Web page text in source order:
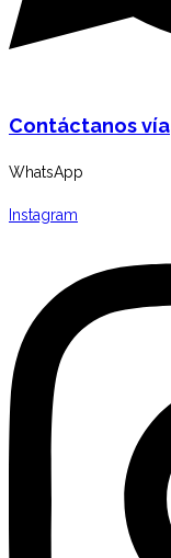
Contáctanos vía
WhatsApp
Instagram